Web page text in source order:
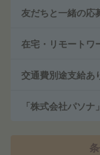
友だちと一緒の応
在宅・リモートワ
交通費別途支給あ
「株式会社パソ